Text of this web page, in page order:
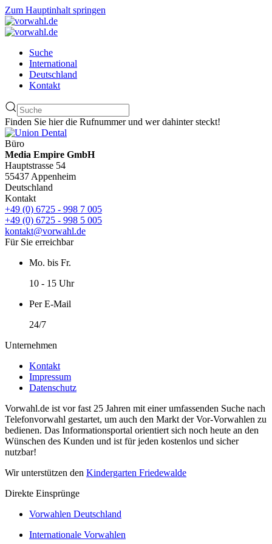
Zum Hauptinhalt springen
Suche
International
Deutschland
Kontakt
Finden Sie hier die Rufnummer und wer dahinter steckt!
Büro
Media Empire GmbH
Hauptstrasse 54
55437 Appenheim
Deutschland
Kontakt
+49 (0) 6725 - 998 7 005
+49 (0) 6725 - 998 5 005
kontakt@vorwahl.de
Für Sie erreichbar
Mo. bis Fr.
10 - 15 Uhr
Per E-Mail
24/7
Unternehmen
Kontakt
Impressum
Datenschutz
Vorwahl.de ist vor fast 25 Jahren mit einer umfassenden Suche nach
Telefonvorwahl gestartet, um auch den Markt der Vor-Vorwahlen zu
bedienen. Das Informationsportal orientiert sich noch heute an den
Wünschen des Kunden und ist für jeden kostenlos und sicher
nutzbar!
Wir unterstützen den Kindergarten Friedewalde
Direkte Einsprünge
Vorwahlen Deutschland
Internationale Vorwahlen